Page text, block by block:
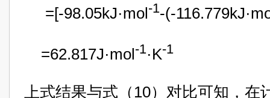
=[-98.05kJ·mol-1-(-
=62.817J·mol-1·K-1
上式结果与式（10）对比可知，在